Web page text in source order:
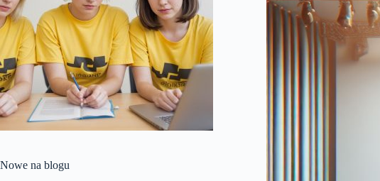
Nowe na blogu